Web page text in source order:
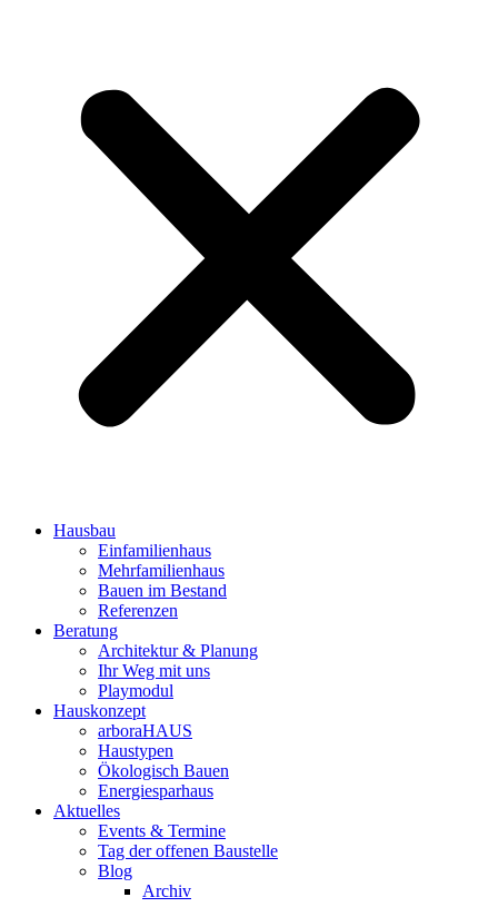
Hausbau
Einfamilienhaus
Mehrfamilienhaus
Bauen im Bestand
Referenzen
Beratung
Architektur & Planung
Ihr Weg mit uns
Playmodul
Hauskonzept
arboraHAUS
Haustypen
Ökologisch Bauen
Energiesparhaus
Aktuelles
Events & Termine
Tag der offenen Baustelle
Blog
Archiv